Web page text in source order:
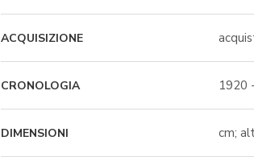
ACQUISIZIONE
CRONOLOGIA 1920
DIMENSIONI cm;